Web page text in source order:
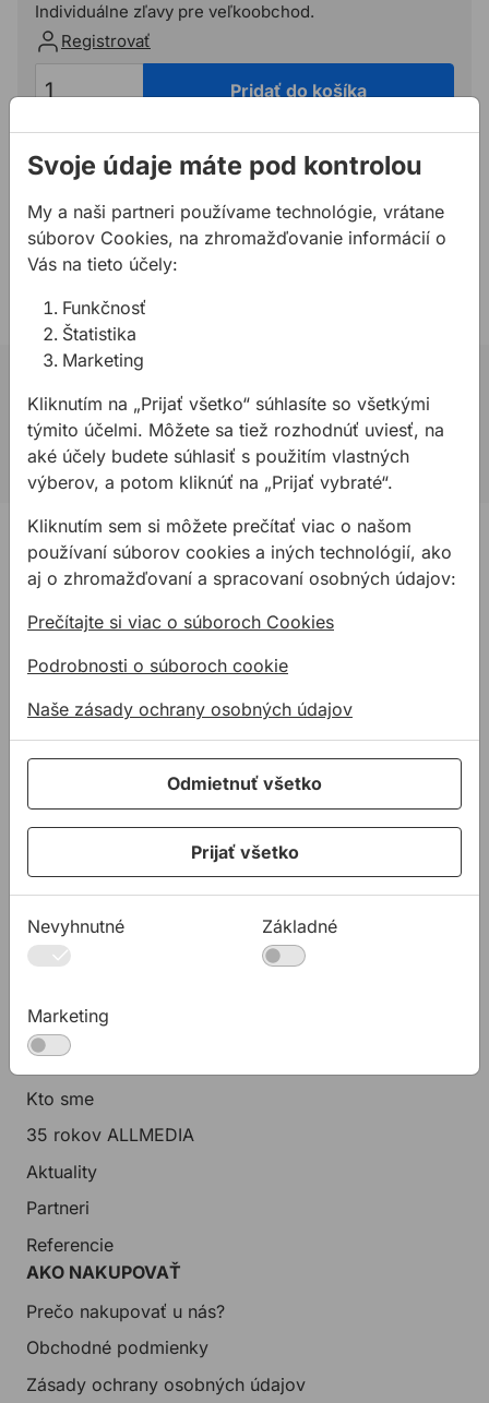
Individuálne zľavy pre veľkoobchod.
Registrovať
Pridať do košíka
Potrebujete poradiť?
allmedia@allmedia.sk
allmediasro (po-ne 7-22 h)
allmedia@allmedia.sk
allmediasro (po-ne 7-22 h)
PRODUKTY
Konštrukčné tepelnoizolačné dosky
Pásky a fólie
PODPORA
Služby
Predajné miesta
Technická podpora
Servis náradia
O NÁS
Kto sme
35 rokov ALLMEDIA
Aktuality
Partneri
Referencie
AKO NAKUPOVAŤ
Prečo nakupovať u nás?
Obchodné podmienky
Zásady ochrany osobných údajov
Svoje údaje máte pod kontrolou
My a naši partneri používame technológie, vrátane
súborov Cookies, na zhromažďovanie informácií o
Vás na tieto účely:
Funkčnosť
Štatistika
Marketing
Kliknutím na „Prijať všetko“ súhlasíte so všetkými
týmito účelmi. Môžete sa tiež rozhodnúť uviesť, na
aké účely budete súhlasiť s použitím vlastných
výberov, a potom kliknúť na „Prijať vybraté“.
Kliknutím sem si môžete prečítať viac o našom
používaní súborov cookies a iných technológií, ako
aj o zhromažďovaní a spracovaní osobných údajov:
Prečítajte si viac o súboroch Cookies
Podrobnosti o súboroch cookie
Naše zásady ochrany osobných údajov
Odmietnuť všetko
Prijať všetko
Nevyhnutné Základné
Marketing